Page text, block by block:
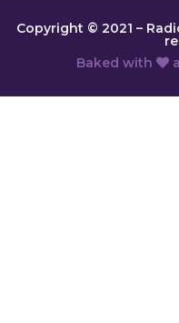
Copyright © 2021 –
Baked with